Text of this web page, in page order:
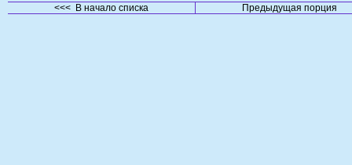
<<< В начало списка Предыдущая порция